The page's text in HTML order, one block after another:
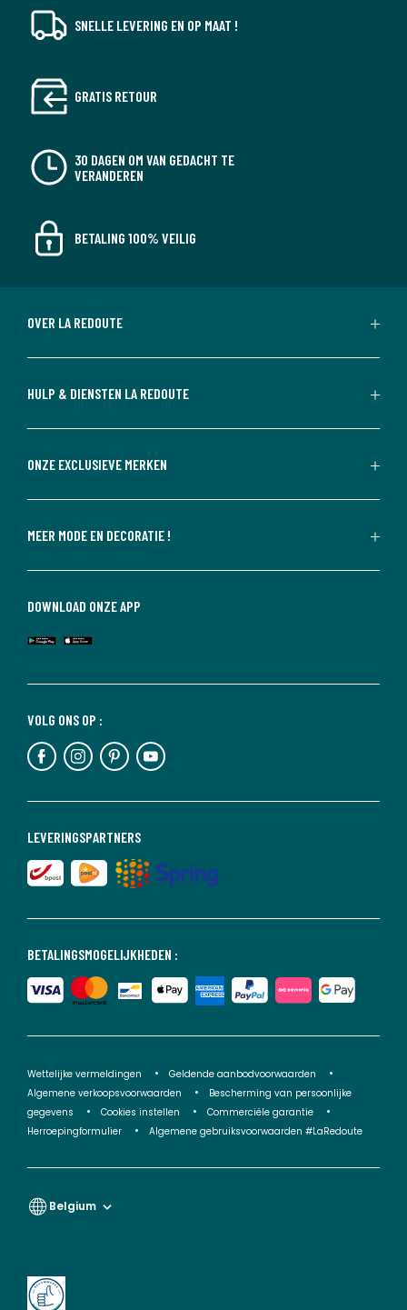
SNELLE LEVERING EN OP MAAT !
GRATIS RETOUR
30 DAGEN OM VAN GEDACHT TE
VERANDEREN
BETALING 100% VEILIG
OVER LA REDOUTE
HULP & DIENSTEN LA REDOUTE
ONZE EXCLUSIEVE MERKEN
MEER MODE EN DECORATIE !
BETALINGSMOGELIJKHEDEN :
LEVERINGSPARTNERS
VOLG ONS OP :
DOWNLOAD ONZE APP
Wettelijke vermeldingen
Geldende aanbodvoorwaarden
Algemene verkoopsvoorwaarden
Bescherming van persoonlijke
gegevens
Cookies instellen
Commerciële garantie
Herroepingformulier
Algemene gebruiksvoorwaarden #LaRedoute
Belgium